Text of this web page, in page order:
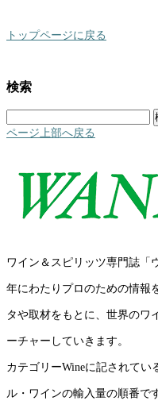
トップページに戻る
検索
索:
ページ上部へ戻る
ワイン＆スピリッツ専門誌「
年にわたりプロのための情報
タや取材をもとに、世界のワ
ーチャーしていきます。
カテゴリーWineに記されてい
ル・ワインの輸入量の順番で